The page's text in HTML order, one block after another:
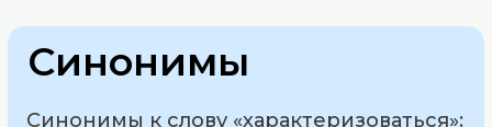
Синонимы
Синонимы к слову «характеризоваться»: